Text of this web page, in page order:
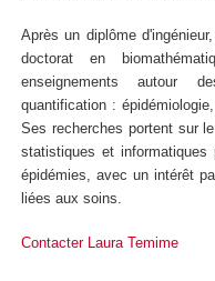
Après un diplôme
doctorat en
enseignements autour
quantification :
Ses recherches portent sur
statistiques et informatiques
épidémies, avec un intérêt
liées aux soins.
Contacter Laura Temime